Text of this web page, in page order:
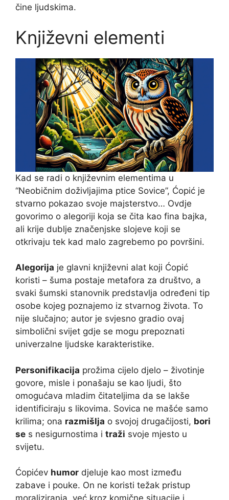
čine ljudskima.
Književni elementi
Kad se radi o književnim elementima u
“Neobičnim doživljajima ptice Sovice”, Ćopić je
stvarno pokazao svoje majsterstvo… Ovdje
govorimo o alegoriji koja se čita kao fina bajka,
ali krije dublje značenjske slojeve koji se
otkrivaju tek kad malo zagrebemo po površini.
Alegorija je glavni književni alat koji Ćopić
koristi – šuma postaje metafora za društvo, a
svaki šumski stanovnik predstavlja određeni tip
osobe kojeg poznajemo iz stvarnog života. To
nije slučajno; autor je svjesno gradio ovaj
simbolični svijet gdje se mogu prepoznati
univerzalne ljudske karakteristike.
Personifikacija prožima cijelo djelo – životinje
govore, misle i ponašaju se kao ljudi, što
omogućava mladim čitateljima da se lakše
identificiraju s likovima. Sovica ne mašće samo
krilima; ona razmišlja o svojoj drugačijosti, bori
se s nesigurnostima i traži svoje mjesto u
svijetu.
Ćopićev humor djeluje kao most između
zabave i pouke. On ne koristi težak pristup